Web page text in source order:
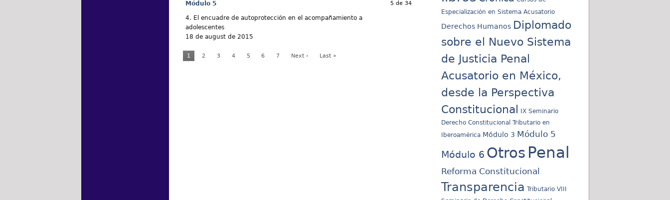
Módulo 5
4. El encuadre de autoprotección en el acompañamiento a
adolescentes
18 de august de 2015
5 de 34
1 2 3 4 5 6 7 Next › Last »
Especialización en Sistema Acusatorio
Derechos Humanos Diplomado
sobre el Nuevo Sistema
de Justicia Penal
Acusatorio en México,
desde la Perspectiva
Constitucional
IX Seminario
Derecho Constitucional Tributario en
Iberoamérica Módulo 3 Módulo 5
Módulo 6 Otros Penal
Reforma Constitucional
Transparencia Tributario VIII